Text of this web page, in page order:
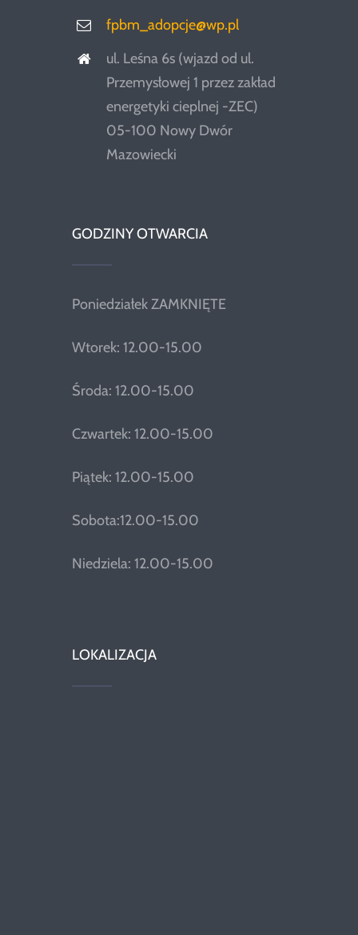
fpbm_adopcje@wp.pl
ul. Leśna 6s (wjazd od ul.
Przemysłowej 1 przez zakład
energetyki cieplnej -ZEC)
05-100 Nowy Dwór
Mazowiecki
GODZINY OTWARCIA
Poniedziałek ZAMKNIĘTE
Wtorek: 12.00-15.00
Środa: 12.00-15.00
Czwartek: 12.00-15.00
Piątek: 12.00-15.00
Sobota:12.00-15.00
Niedziela: 12.00-15.00
LOKALIZACJA